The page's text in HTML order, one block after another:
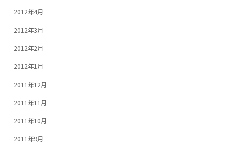
2012年4月
2012年3月
2012年2月
2012年1月
2011年12月
2011年11月
2011年10月
2011年9月